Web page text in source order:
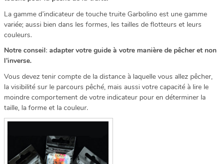
La gamme d’indicateur de touche truite Garbolino est une gamme
variée; aussi bien dans les formes, les tailles de flotteurs et leurs
couleurs.
Notre conseil: adapter votre guide à votre manière de pêcher et non
l’inverse.
Vous devez tenir compte de la distance à laquelle vous allez pêcher,
la visibilité sur le parcours pêché, mais aussi votre capacité à lire le
moindre comportement de votre indicateur pour en déterminer la
taille, la forme et la couleur.